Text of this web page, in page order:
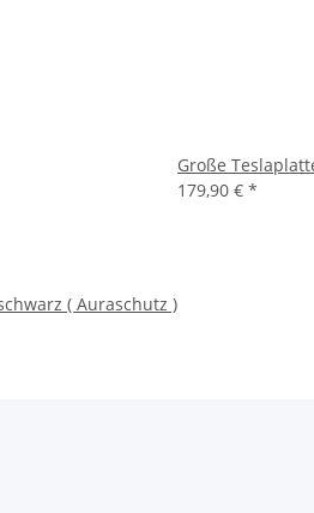
( Auraschutz )
Große
179,90 € *